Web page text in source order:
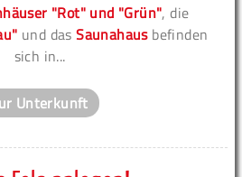
"Rot" und "Grün", die
und dasSaunahausbefinden
sich in...
Unterkunft